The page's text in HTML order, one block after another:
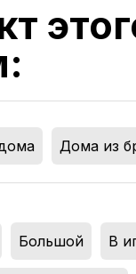
Дома из
Большой В